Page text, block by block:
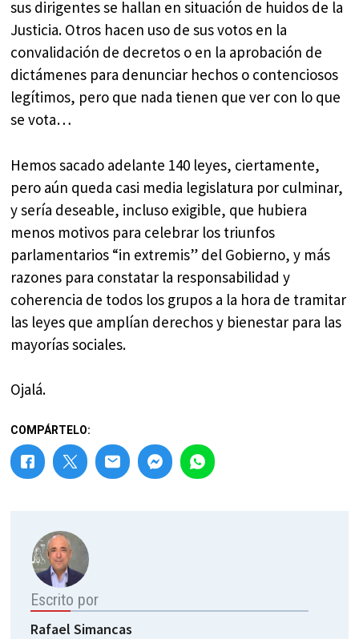
sus dirigentes se hallan en situación de huidos de la
Justicia. Otros hacen uso de sus votos en la
convalidación de decretos o en la aprobación de
dictámenes para denunciar hechos o contenciosos
legítimos, pero que nada tienen que ver con lo que
se vota…
Hemos sacado adelante 140 leyes, ciertamente,
pero aún queda casi media legislatura por culminar,
y sería deseable, incluso exigible, que hubiera
menos motivos para celebrar los triunfos
parlamentarios “in extremis” del Gobierno, y más
razones para constatar la responsabilidad y
coherencia de todos los grupos a la hora de tramitar
las leyes que amplían derechos y bienestar para las
mayorías sociales.
Ojalá.
COMPÁRTELO:
Escrito por
Rafael Simancas